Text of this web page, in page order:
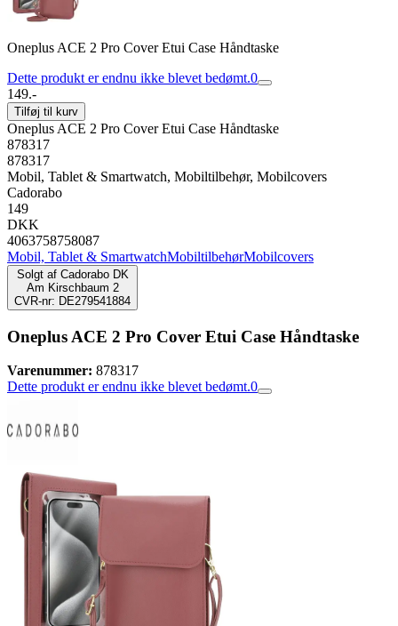
Oneplus ACE 2 Pro Cover Etui Case Håndtaske
Dette produkt er endnu ikke blevet bedømt.0
149.-
Tilføj til kurv
Oneplus ACE 2 Pro Cover Etui Case Håndtaske
878317
878317
Mobil, Tablet & Smartwatch, Mobiltilbehør, Mobilcovers
Cadorabo
149
DKK
4063758758087
Mobil, Tablet & SmartwatchMobiltilbehørMobilcovers
Solgt af Cadorabo DK
Am Kirschbaum 2
CVR-nr: DE279541884
Oneplus ACE 2 Pro Cover Etui Case Håndtaske
Varenummer: 878317
Dette produkt er endnu ikke blevet bedømt.0